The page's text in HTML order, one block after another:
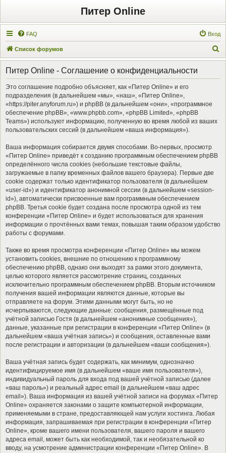
Питер Online
FAQ Вход
Список форумов
о
Питер Online - Соглашение о конфиденциальности
Это соглашение подробно объясняет, как «Питер Online» и его
подразделения (в дальнейшем «мы», «наш», «Питер Online»,
«https://piter.anyforum.ru») и phpBB (в дальнейшем «они», «программное
обеспечение phpBB», «www.phpbb.com», «phpBB Limited», «phpBB
Teams») используют информацию, полученную во время любой из ваших
пользовательских сессий (в дальнейшем «ваша информация»).
Ваша информация собирается двумя способами. Во-первых, просмотр
«Питер Online» приведёт к созданию программным обеспечением phpBB
определённого числа cookies (небольшие текстовые файлы,
загружаемые в папку временных файлов вашего браузера). Первые две
cookie содержат только идентификатор пользователя (в дальнейшем
«user-id») и идентификатор анонимной сессии (в дальнейшем «session-
id»), автоматически присвоенные вам программным обеспечением
phpBB. Третья cookie будет создана после просмотра одной из тем
конференции «Питер Online» и будет использоваться для хранения
информации о прочтённых вами темах, повышая таким образом удобство
работы с форумами.
Также во время просмотра конференции «Питер Online» мы можем
установить cookies, внешние по отношению к программному
обеспечению phpBB, однако они выходят за рамки этого документа,
целью которого является рассмотрение страниц, созданных
исключительно программным обеспечением phpBB. Вторым источником
получения вашей информации являются данные, которые вы
отправляете на форум. Этими данными могут быть, но не
исчерпываются, следующие данные: сообщения, размещённые под
учётной записью Гостя (в дальнейшем «анонимные сообщения»),
данные, указанные при регистрации в конференции «Питер Online» (в
дальнейшем «ваша учётная запись») и сообщения, оставленные вами
после регистрации и авторизации (в дальнейшем «ваши сообщения»).
Ваша учётная запись будет содержать, как минимум, однозначно
идентифицируемое имя (в дальнейшем «ваше имя пользователя»),
индивидуальный пароль для входа под вашей учётной записью (далее
«ваш пароль») и реальный адрес email (в дальнейшем «ваш адрес
email»). Ваша информация из вашей учётной записи на форумах «Питер
Online» охраняется законами о защите компьютерной информации,
применяемыми в стране, предоставляющей нам услуги хостинга. Любая
информация, запрашиваемая при регистрации в конференции «Питер
Online», кроме вашего имени пользователя, вашего пароля и вашего
адреса email, может быть как необходимой, так и необязательной ко
вводу, на усмотрение администрации конференции «Питер Online». В